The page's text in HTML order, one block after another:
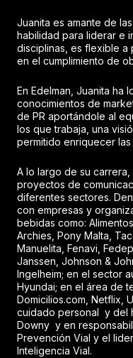
Juanita es amante de
habilidad para liderar e
disciplinas, es flexible
en el cumplimiento de
En Edelman, Juanita ha
conocimientos de
de PR aportándole al
los que trabaja, una
permitido enriquecer
A lo largo de su
proyectos de
diferentes sectores.
con empresas y
bebidas como:
Archies, Pony Malta,
Manuelita, Fenavi,
Janssen, Johnson &
Ingelheim; en el sector
Hyundai; en el área de
Domicilios.com, Netflix,
cuidado personal y del
Downy y en
Prevención Vial y el
Inteligencia Vial.